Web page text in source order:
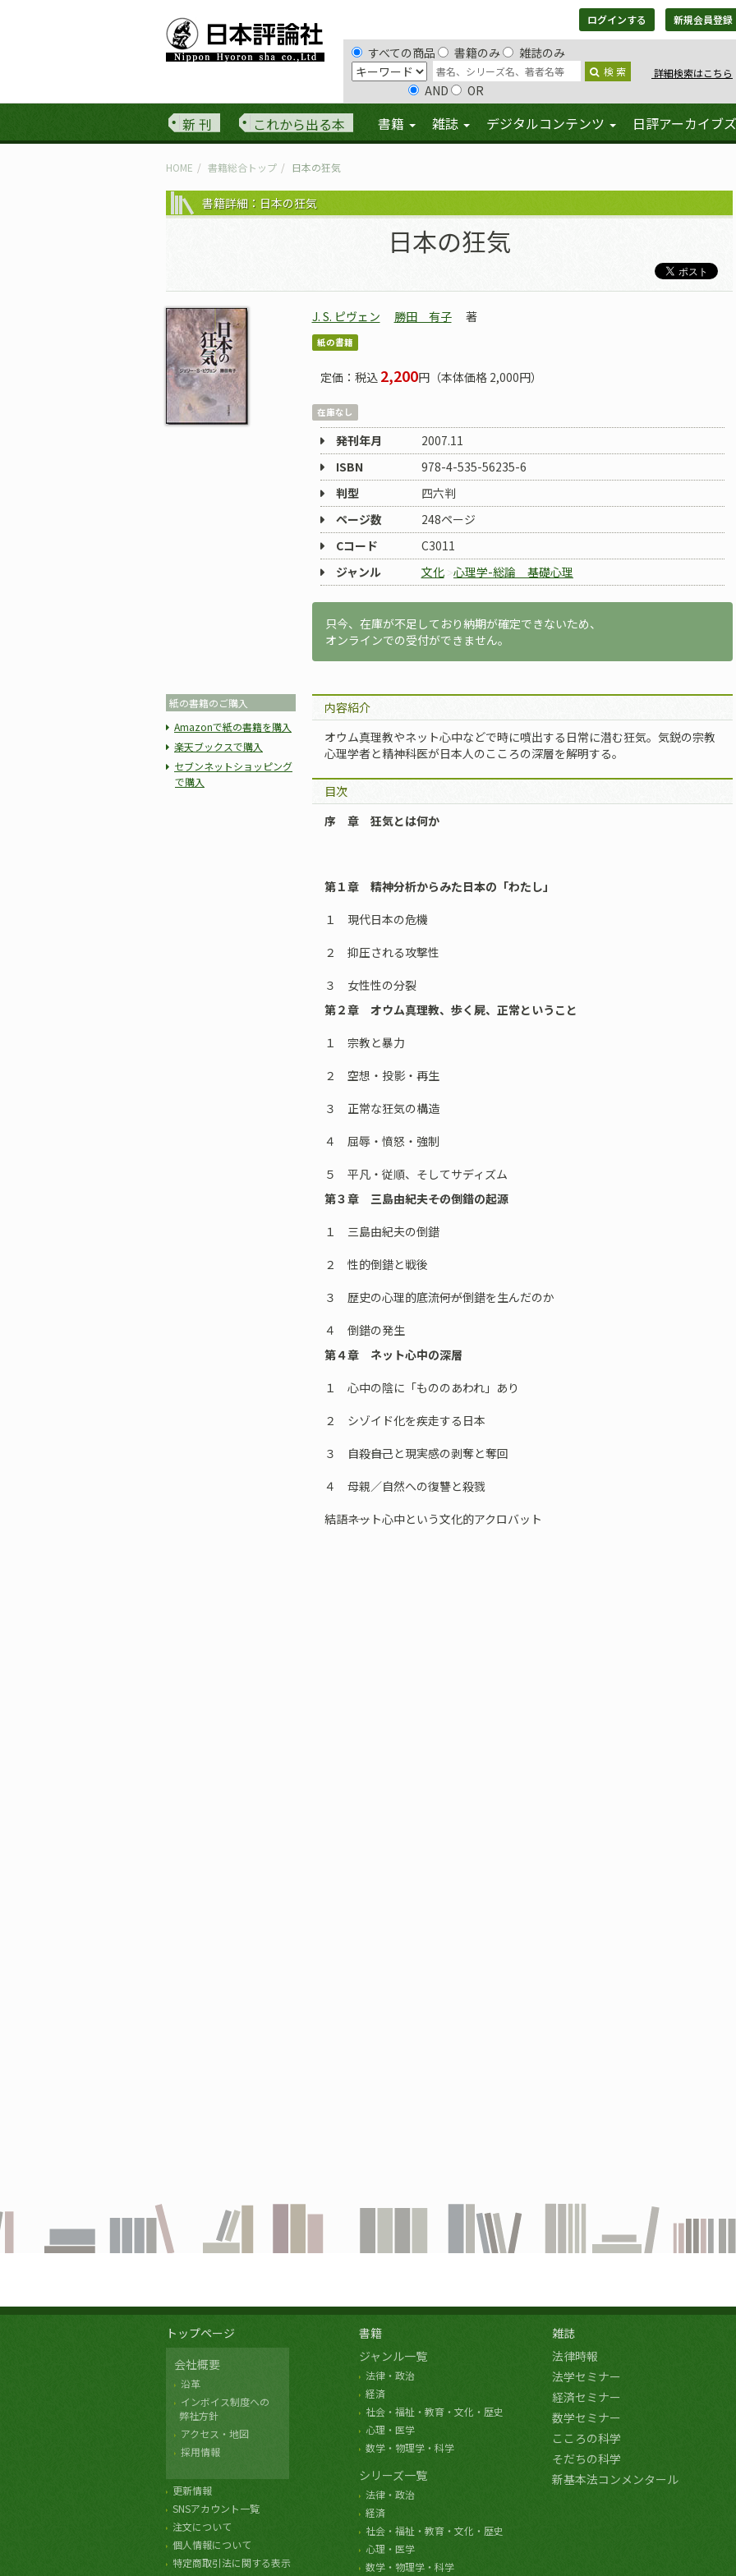
ログインする 新規会員登録
すべての商品 書籍のみ 雑誌のみ
検 索 詳細検索はこちら
AND OR
新 刊 これから出る本 書籍 雑誌 デジタルコンテンツ 日評アーカイブズ
HOME 書籍総合トップ 日本の狂気
書籍詳細：日本の狂気
日本の狂気
J. S. ピヴェン 勝田 有子 著
紙の書籍
定価：税込 2,200円（本体価格 2,000円）
在庫なし
発刊年月
2007.11
ISBN
978-4-535-56235-6
判型
四六判
ページ数
248ページ
Cコード
C3011
ジャンル
文化 心理学-総論 基礎心理
只今、在庫が不足しており納期が確定できないため、
オンラインでの受付ができません。
紙の書籍のご購入
Amazonで紙の書籍を購入
楽天ブックスで購入
セブンネットショッピング
で購入
内容紹介
オウム真理教やネット心中などで時に噴出する日常に潜む狂気。気鋭の宗教
心理学者と精神科医が日本人のこころの深層を解明する。
目次
序 章 狂気とは何か
第１章 精神分析からみた日本の「わたし」
１ 現代日本の危機
２ 抑圧される攻撃性
３ 女性性の分裂
第２章 オウム真理教、歩く屍、正常ということ
１ 宗教と暴力
２ 空想・投影・再生
３ 正常な狂気の構造
４ 屈辱・憤怒・強制
５ 平凡・従順、そしてサディズム
第３章 三島由紀夫――その倒錯の起源
１ 三島由紀夫の倒錯
２ 性的倒錯と戦後
３ 歴史の心理的底流――何が倒錯を生んだのか
４ 倒錯の発生
第４章 ネット心中の深層
１ 心中の陰に「もののあわれ」あり
２ シゾイド化を疾走する日本
３ 自殺――自己と現実感の剥奪と奪回
４ 母親／自然への復讐と殺戮
結語――ネット心中という文化的アクロバット
トップページ
会社概要
沿革
インボイス制度への
弊社方針
アクセス・地図
採用情報
更新情報
SNSアカウント一覧
注文について
個人情報について
特定商取引法に関する表示
書籍
ジャンル一覧
法律・政治
経済
社会・福祉・教育・文化・歴史
心理・医学
数学・物理学・科学
シリーズ一覧
法律・政治
経済
社会・福祉・教育・文化・歴史
心理・医学
数学・物理学・科学
雑誌
法律時報
法学セミナー
経済セミナー
数学セミナー
こころの科学
そだちの科学
新基本法コンメンタール